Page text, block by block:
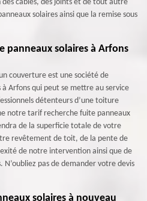
des câbles, des joints et de tout autre
solaires ainsi que la remise sous
panneaux solaires à Arfons
couverture est une société de
Arfons qui peut se mettre au service
détenteurs d’une toiture
notre tarif recherche fuite panneaux
de la superficie totale de votre
revêtement de toit, de la pente de
de notre intervention ainsi que de
pas de demander votre devis
solaires à nouveau